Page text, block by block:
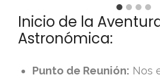
Inicio de la
Astronómica:
Punto de Reunión: Nos